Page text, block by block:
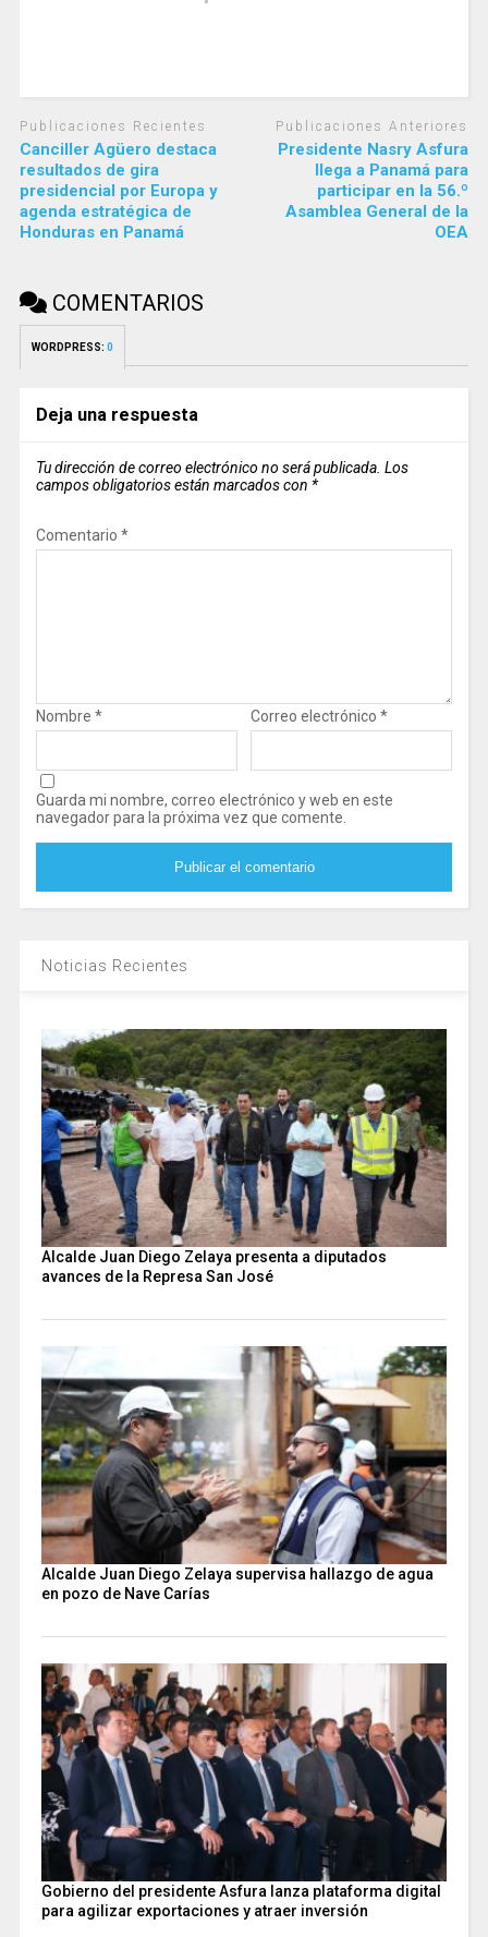
Publicaciones Recientes
Canciller Agüero destaca
resultados de gira
presidencial por Europa y
agenda estratégica de
Honduras en Panamá
Publicaciones Anteriores
Presidente Nasry Asfura
llega a Panamá para
participar en la 56.º
Asamblea General de la
OEA
COMENTARIOS
WORDPRESS: 0
Deja una respuesta
Tu dirección de correo electrónico no será publicada. Los
campos obligatorios están marcados con *
Comentario *
Nombre * Correo electrónico *
Guarda mi nombre, correo electrónico y web en este
navegador para la próxima vez que comente.
Noticias Recientes
Alcalde Juan Diego Zelaya presenta a diputados
avances de la Represa San José
Alcalde Juan Diego Zelaya supervisa hallazgo de agua
en pozo de Nave Carías
Gobierno del presidente Asfura lanza plataforma digital
para agilizar exportaciones y atraer inversión